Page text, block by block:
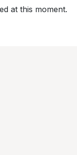
at this moment.